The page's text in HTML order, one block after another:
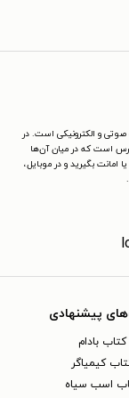
صوتی و الکترونیکی است. در
است که در میان آن‌ها
امانت بگیرید و در موبایل،
پیشنهادی
کتاب بادام
کیمیاگر
اسب سیاه